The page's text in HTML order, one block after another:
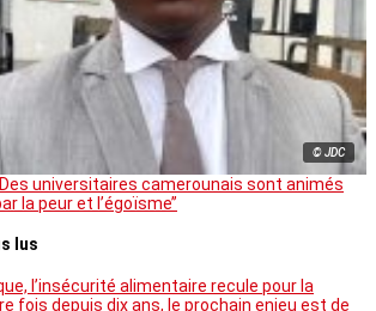
© JDC
universitaires camerounais sont animés
la peur et l’égoïsme’’
lus
l’insécurité alimentaire recule pour la
fois depuis dix ans, le prochain enjeu est de